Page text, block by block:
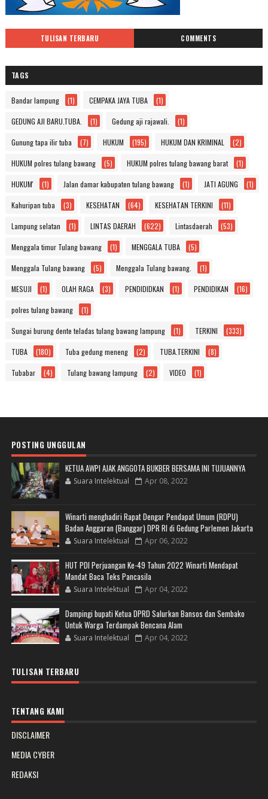
TULISAN TERBARU COMMENTS
TAGS
Bandar lampung (1) CEMPAKA JAYA TUBA (1)
GEDUNG AJI BARU.TUBA. (1) Gedung aji rajawali. (1)
Gunung tapa ilir tuba (7) HUKUM (195) HUKUM DAN KRIMINAL (2)
HUKUM polres tulang bawang (5) HUKUM polres tulang bawang barat (1)
HUKUM' (1) Jalan damar kabupaten tulang bawang (1) JATI AGUNG (1)
Kahuripan tuba (3) KESEHATAN (64) KESEHATAN TERKINI (11)
Lampung selatan (1) LINTAS DAERAH (622) Lintasdaerah (53)
Menggala timur Tulang bawang (1) MENGGALA TUBA (5)
Menggala Tulang bawang (5) Menggala Tulang bawang. (1)
MESUJI (1) OLAH RAGA (3) PENDIDIDKAN (1) PENDIDIKAN (16)
polres tulang bawang (1)
Sungai burung dente teladas tulang bawang lampung (1) TERKINI (333)
TUBA (180) Tuba gedung meneng (2) TUBA.TERKINI (8)
Tubabar (4) Tulang bawang lampung (2) VIDEO (1)
POSTING UNGGULAN
KETUA AWPI AJAK ANGGOTA BUKBER BERSAMA INI TUJUANNYA
Suara Intelektual Apr 08, 2022
Winarti menghadiri Rapat Dengar Pendapat Umum (RDPU)
Badan Anggaran (Banggar) DPR RI di Gedung Parlemen Jakarta
Suara Intelektual Apr 06, 2022
HUT PDI Perjuangan Ke-49 Tahun 2022 Winarti Mendapat
Mandat Baca Teks Pancasila
Suara Intelektual Apr 04, 2022
Dampingi bupati Ketua DPRD Salurkan Bansos dan Sembako
Untuk Warga Terdampak Bencana Alam
Suara Intelektual Apr 04, 2022
TULISAN TERBARU
TENTANG KAMI
DISCLAIMER
MEDIA CYBER
REDAKSI